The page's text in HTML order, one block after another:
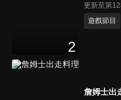
2
更新至第
遊戲節目
詹姆士出